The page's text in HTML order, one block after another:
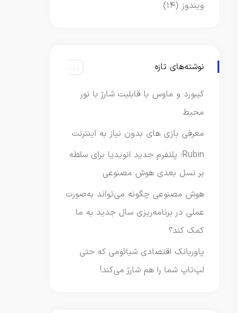
ویندوز (۱۴)
نوشته‌های تازه
کیبورد و ماوس با قابلیت شارژ با نور
محیط
معرفی بازی های بدون نیاز به اینترنت
Rubin؛ پلتفرم جدید انویدیا برای سلطه
بر نسل بعدی هوش مصنوعی
هوش مصنوعی چگونه می‌تواند به‌صورت
عملی در برنامه‌ریزی سال جدید به ما
کمک کند؟
پاوربانک اقتصادی شیائومی که حتی
لپ‌تاپ شما را هم شارژ می‌کند!